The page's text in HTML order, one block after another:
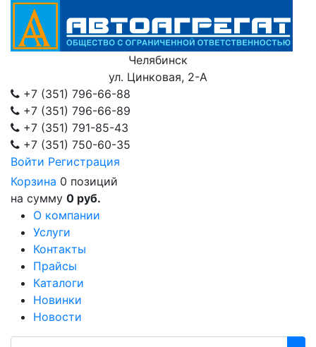
Челябинск
ул. Цинковая, 2-А
+7 (351) 796-66-88
+7 (351) 796-66-89
+7 (351) 791-85-43
+7 (351) 750-60-35
Войти Регистрация
Корзина 0 позиций
на сумму 0 руб.
О компании
Услуги
Контакты
Прайсы
Каталоги
Новинки
Новости